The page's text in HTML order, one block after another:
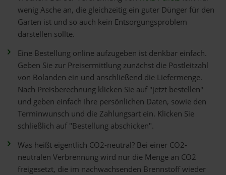
wenig Asche an, die gleichzeitig ein guter Dünger für den
Garten ist und so auch kein Entsorgungsproblem
darstellen sollte.
Eine Bestellung online aufzugeben ist denkbar einfach.
Geben Sie zur Preisermittlung zunächst die Postleitzahl
von Bolanden ein und anschließend die Liefermenge.
Nach Preisberechnung klicken Sie auf "jetzt bestellen"
und geben einfach Ihre persönlichen Daten, sowie den
Terminwunsch und die Zahlungsart ein. Klicken Sie
schließlich auf "Bestellung abschicken".
Was heißt eigentlich CO2-neutral? Bei einer CO2-
neutralen Verbrennung wird nur die Menge an CO2
freigesetzt, die im nachwachsenden Brennstoff wieder